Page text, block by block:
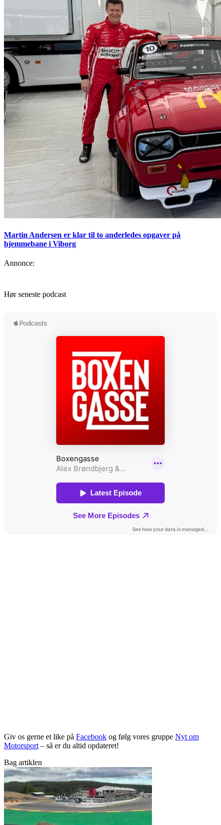
Martin Andersen er klar til to anderledes opgaver på
hjemmebane i Viborg
Annonce:
Hør seneste podcast
Giv os gerne et like på Facebook og følg vores gruppe Nyt om
Motorsport – så er du altid opdateret!
Bag artiklen